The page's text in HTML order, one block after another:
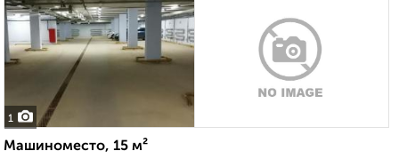
1
Машиноместо, 15 м²